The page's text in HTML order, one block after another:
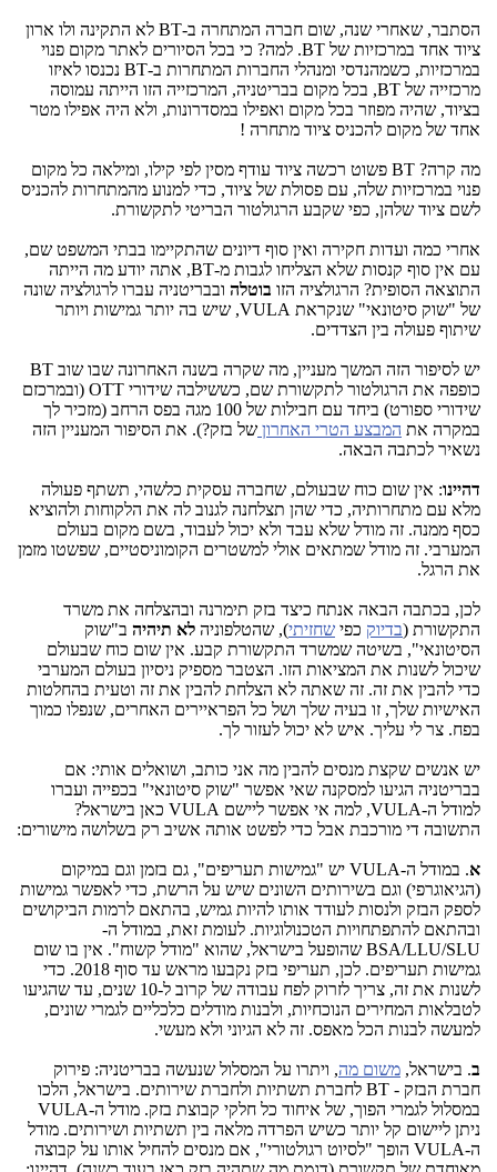
הסתבר, שאחרי שנה, שום חברה המתחרה ב-BT לא התקינה ולו ארון
ציוד אחד במרכזיות של BT. למה? כי בכל הסיורים לאתר מקום פנוי
במרכזיות, כשמהנדסי ומנהלי החברות המתחרות ב-BT נכנסו לאיזו
מרכזייה של BT, בכל מקום בבריטניה, המרכזייה הזו הייתה עמוסה
בציוד, שהיה מפוזר בכל מקום ואפילו במסדרונות, ולא היה אפילו מטר
אחד של מקום להכניס ציוד מתחרה !
מה קרה? BT פשוט רכשה ציוד עודף מסין לפי קילו, ומילאה כל מקום
פנוי במרכזיות שלה, עם פסולת של ציוד, כדי למנוע מהמתחרות להכניס
לשם ציוד שלהן, כפי שקבע הרגולטור הבריטי לתקשורת.
אחרי כמה ועדות חקירה ואין סוף דיונים שהתקיימו בבתי המשפט שם,
עם אין סוף קנסות שלא הצליחו לגבות מ-BT, אתה יודע מה הייתה
התוצאה הסופית? הרגולציה הזו בוטלה ובבריטניה עברו לרגולציה שונה
של "שוק סיטונאי" שנקראת VULA, שיש בה יותר גמישות ויותר
שיתוף פעולה בין הצדדים.
יש לסיפור הזה המשך מעניין, מה שקרה בשנה האחרונה שבו שוב BT
כופפה את הרגולטור לתקשורת שם, כששילבה שידורי OTT (ובמרכזם
שידורי ספורט) ביחד עם חבילות של 100 מגה בפס הרחב (מזכיר לך
במקרה את המבצע הטרי האחרון של בזק?). את הסיפור המעניין הזה
נשאיר לכתבה הבאה.
דהיינו: אין שום כוח שבעולם, שחברה עסקית כלשהי, תשתף פעולה
מלא עם מתחרותיה, כדי שהן תצלחנה לגנוב לה את הלקוחות ולהוציא
כסף ממנה. זה מודל שלא עבד ולא יכול לעבוד, בשם מקום בעולם
המערבי. זה מודל שמתאים אולי למשטרים הקומוניסטיים, שפשטו מזמן
את הרגל.
לכן, בכתבה הבאה אנתח כיצד בזק תימרנה ובהצלחה את משרד
התקשורת (בדיוק כפי שחזיתי), שהטלפוניה לא תיהיה ב"שוק
הסיטונאי", בשיטה שמשרד התקשורת קבע. אין שום כוח שבעולם
שיכול לשנות את המציאות הזו. הצטבר מספיק ניסיון בעולם המערבי
כדי להבין את זה. זה שאתה לא הצלחת להבין את זה וטעית בהחלטות
האישיות שלך, זו בעיה שלך ושל כל הפראיירים האחרים, שנפלו כמוך
בפח. צר לי עליך. איש לא יכול לעזור לך.
יש אנשים שקצת מנסים להבין מה אני כותב, ושואלים אותי: אם
בבריטניה הגיעו למסקנה שאי אפשר "שוק סיטונאי" בכפייה ועברו
למודל ה-VULA, למה אי אפשר ליישם VULA כאן בישראל?
התשובה די מורכבת אבל כדי לפשט אותה אשיב רק בשלושה מישורים:
א
. במודל ה-VULA יש "גמישות תעריפים", גם בזמן וגם במיקום
(הגיאוגרפי) וגם בשירותים השונים שיש על הרשת, כדי לאפשר גמישות
לספק הבזק ולנסות לעודד אותו להיות גמיש, בהתאם לרמות הביקושים
ובהתאם להתפתחויות הטכנולוגיות. לעומת זאת, במודל ה-
BSA/LLU/SLU שהופעל בישראל, שהוא "מודל קשוח". אין בו שום
גמישות תעריפים. לכן, תעריפי בזק נקבעו מראש עד סוף 2018. כדי
לשנות את זה, צריך לזרוק לפח עבודה של קרוב ל-10 שנים, עד שהגיעו
לטבלאות המחירים הנוכחיות, ולבנות מודלים כלכליים לגמרי שונים,
למעשה לבנות הכל מאפס. זה לא הגיוני ולא מעשי.
ב. בישראל, משום מה, ויתרו על המסלול שנעשה בבריטניה: פירוק
חברת הבזק - BT לחברת תשתיות ולחברת שירותים. בישראל, הלכו
במסלול לגמרי הפוך, של איחוד כל חלקי קבוצת בזק. מודל ה-VULA
ניתן ליישום קל יותר כשיש הפרדה מלאה בין תשתיות ושירותים. מודל
ה-VULA הופך "לסיוט רגולטורי", אם מנסים להחיל אותו על קבוצה